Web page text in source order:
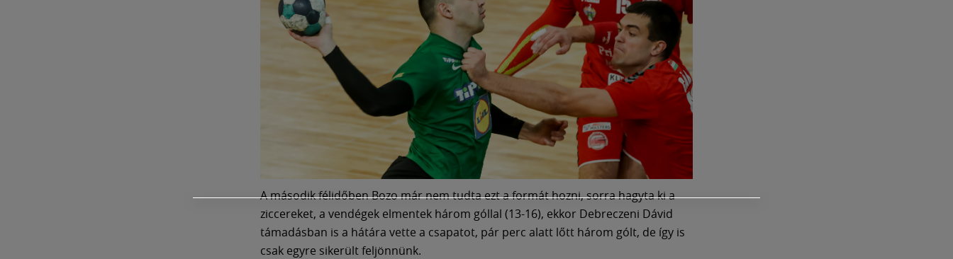
A második félidőben Bozo már nem tudta ezt a formát hozni, sorra hagyta ki a
ziccereket, a vendégek elmentek három góllal (13-16), ekkor Debreczeni Dávid
támadásban is a hátára vette a csapatot, pár perc alatt lőtt három gólt, de így is
csak egyre sikerült feljönnünk.